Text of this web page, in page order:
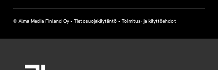
© Alma Media Finland Oy •Tietosuojakäytäntö •Toimitus- ja käyttöehdot